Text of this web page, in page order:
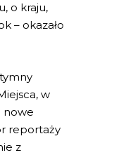
o kraju,
– okazało
w
nowe
reportaży
z